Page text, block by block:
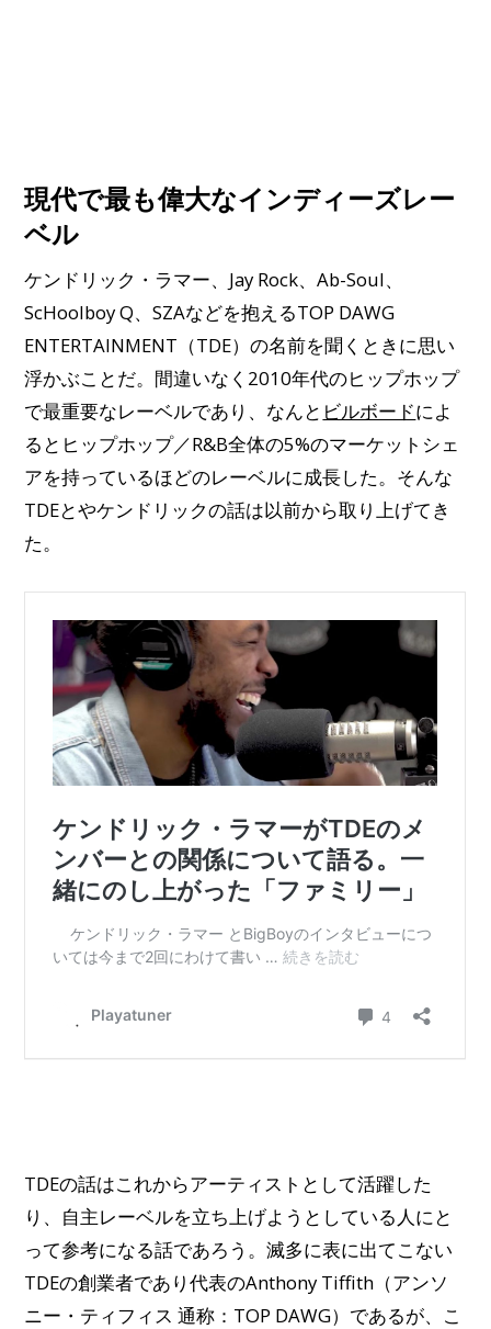
現代で最も偉大なインディーズレー
ベル
ケンドリック・ラマー、Jay Rock、Ab-Soul、
ScHoolboy Q、SZAなどを抱えるTOP DAWG
ENTERTAINMENT（TDE）の名前を聞くときに思い
浮かぶことだ。間違いなく2010年代のヒップホップ
で最重要なレーベルであり、なんと ビルボードによ
るとヒップホップ／R&B全体の5%のマーケットシェ
アを持っているほどのレーベルに成長した。そんな
TDEとやケンドリックの話は以前から取り上げてき
た。
TDEの話はこれからアーティストとして活躍した
り、自主レーベルを立ち上げようとしている人にと
って参考になる話であろう。滅多に表に出てこない
TDEの創業者であり代表のAnthony Tiffith（アンソ
ニー・ティフィス 通称：TOP DAWG）であるが、こ